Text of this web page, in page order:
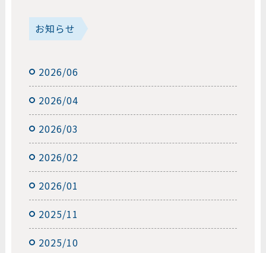
お知らせ
2026/06
2026/04
2026/03
2026/02
2026/01
2025/11
2025/10